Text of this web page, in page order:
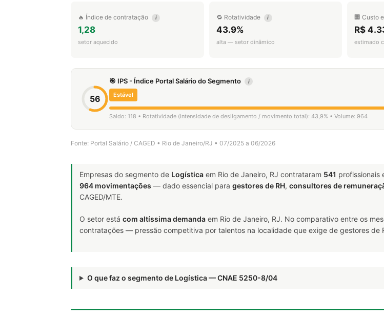
🔥 Índice de contratação i
1,28
setor aquecido
🔁 Rotatividade i
43.9%
alta — setor dinâmico
🏢 Custo
R$
estimado
56
🎯 IPS - Índice Portal Salário do Segmento i
Estável
Saldo: 118 • Rotatividade (intensidade de desligamento / movimento total): 43,9% • Volume: 964
Fonte: Portal Salário / CAGED • Rio de Janeiro/RJ • 07/2025 a 06/2026
Empresas do segmento de Logística em Rio de Janeiro, RJ contrataram 541 profissionais
964 movimentações — dado essencial para gestores de RH, consultores de
CAGED/MTE.
O setor está com altíssima demanda em Rio de Janeiro, RJ. No comparativo entre os
contratações — pressão competitiva por talentos na localidade que exige de gestores de
O que faz o segmento de Logística — CNAE 5250-8/04